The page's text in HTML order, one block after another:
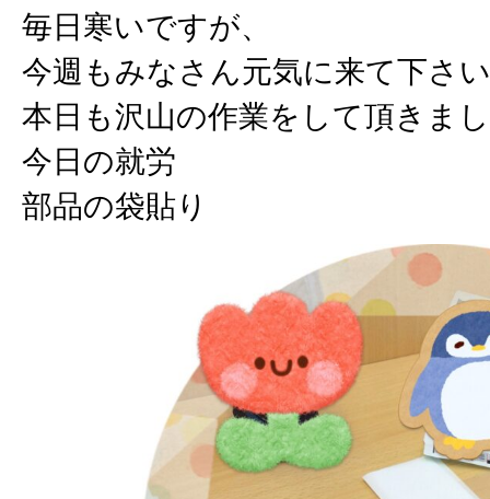
毎日寒いですが、
今週もみなさん元気に来て下さ
本日も沢山の作業をして頂きま
今日の就労
部品の袋貼り